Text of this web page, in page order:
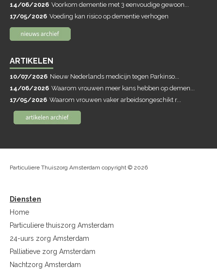
14/06/2026 Voorkom dementie met 3 eenvoudige gewoon...
17/05/2026 Voeding kan risico op dementie verhogen
ARTIKELEN
10/07/2026 Nieuw Nederlands medicijn tegen Parkinso...
14/06/2026 Waarom vrouwen meer kans hebben op demen...
17/05/2026 Waarom vrouwen vaker arbeidsongeschikt r...
Particuliere Thuiszorg Amsterdam copyright © 2026
Diensten
Home
Particuliere thuiszorg Amsterdam
24-uurs zorg Amsterdam
Palliatieve zorg Amsterdam
Nachtzorg Amsterdam